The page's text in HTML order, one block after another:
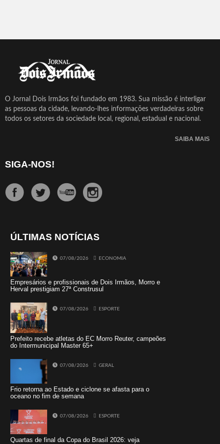
O Jornal Dois Irmãos foi fundado em 1983. Sua missão é interligar
as pessoas da cidade, levando-lhes informações verdadeiras sobre
todos os setores da sociedade local, regional, estadual e nacional.
SAIBA MAIS
SIGA-NOS!
ÚLTIMAS NOTÍCIAS
07/08/2026 ECONOMIA
Empresários e profissionais de Dois Irmãos, Morro e
Herval prestigiam 27ª Construsul
07/08/2026 ESPORTE
Prefeito recebe atletas do EC Morro Reuter, campeões
do Intermunicipal Master 65+
07/08/2026 GERAL
Frio retorna ao Estado e ciclone se afasta para o
oceano no fim de semana
07/08/2026 ESPORTE
Quartas de final da Copa do Brasil 2026: veja